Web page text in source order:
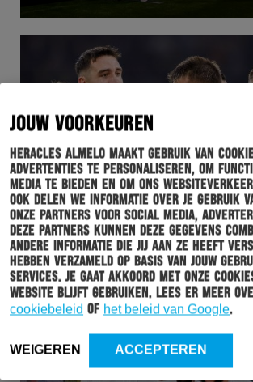
JOUW VOORKEUREN
Heracles Almelo maakt gebruik van
advertenties te personaliseren, om
media te bieden en om ons
Ook delen we informatie over je gebruik
onze partners voor social media,
Deze partners kunnen deze gegevens
andere informatie die jij aan ze heeft
hebben verzameld op basis van jouw
services. Je gaat akkoord met onze
website blijft gebruiken. Lees er meer
cookiebeleid of het beleid van Google.
WEIGEREN ACCEPTEREN
WEDSTRIJD 30-04-2023
DE SAMENVATTING VAN HERACLES
JONG PSV